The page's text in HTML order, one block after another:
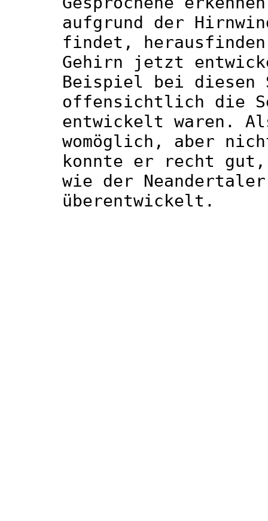
aufgrund der
findet,
Gehirn jetzt
Beispiel bei diesen
offensichtlich die
entwickelt waren.
womöglich, aber
konnte er recht
wie der
überentwickelt.